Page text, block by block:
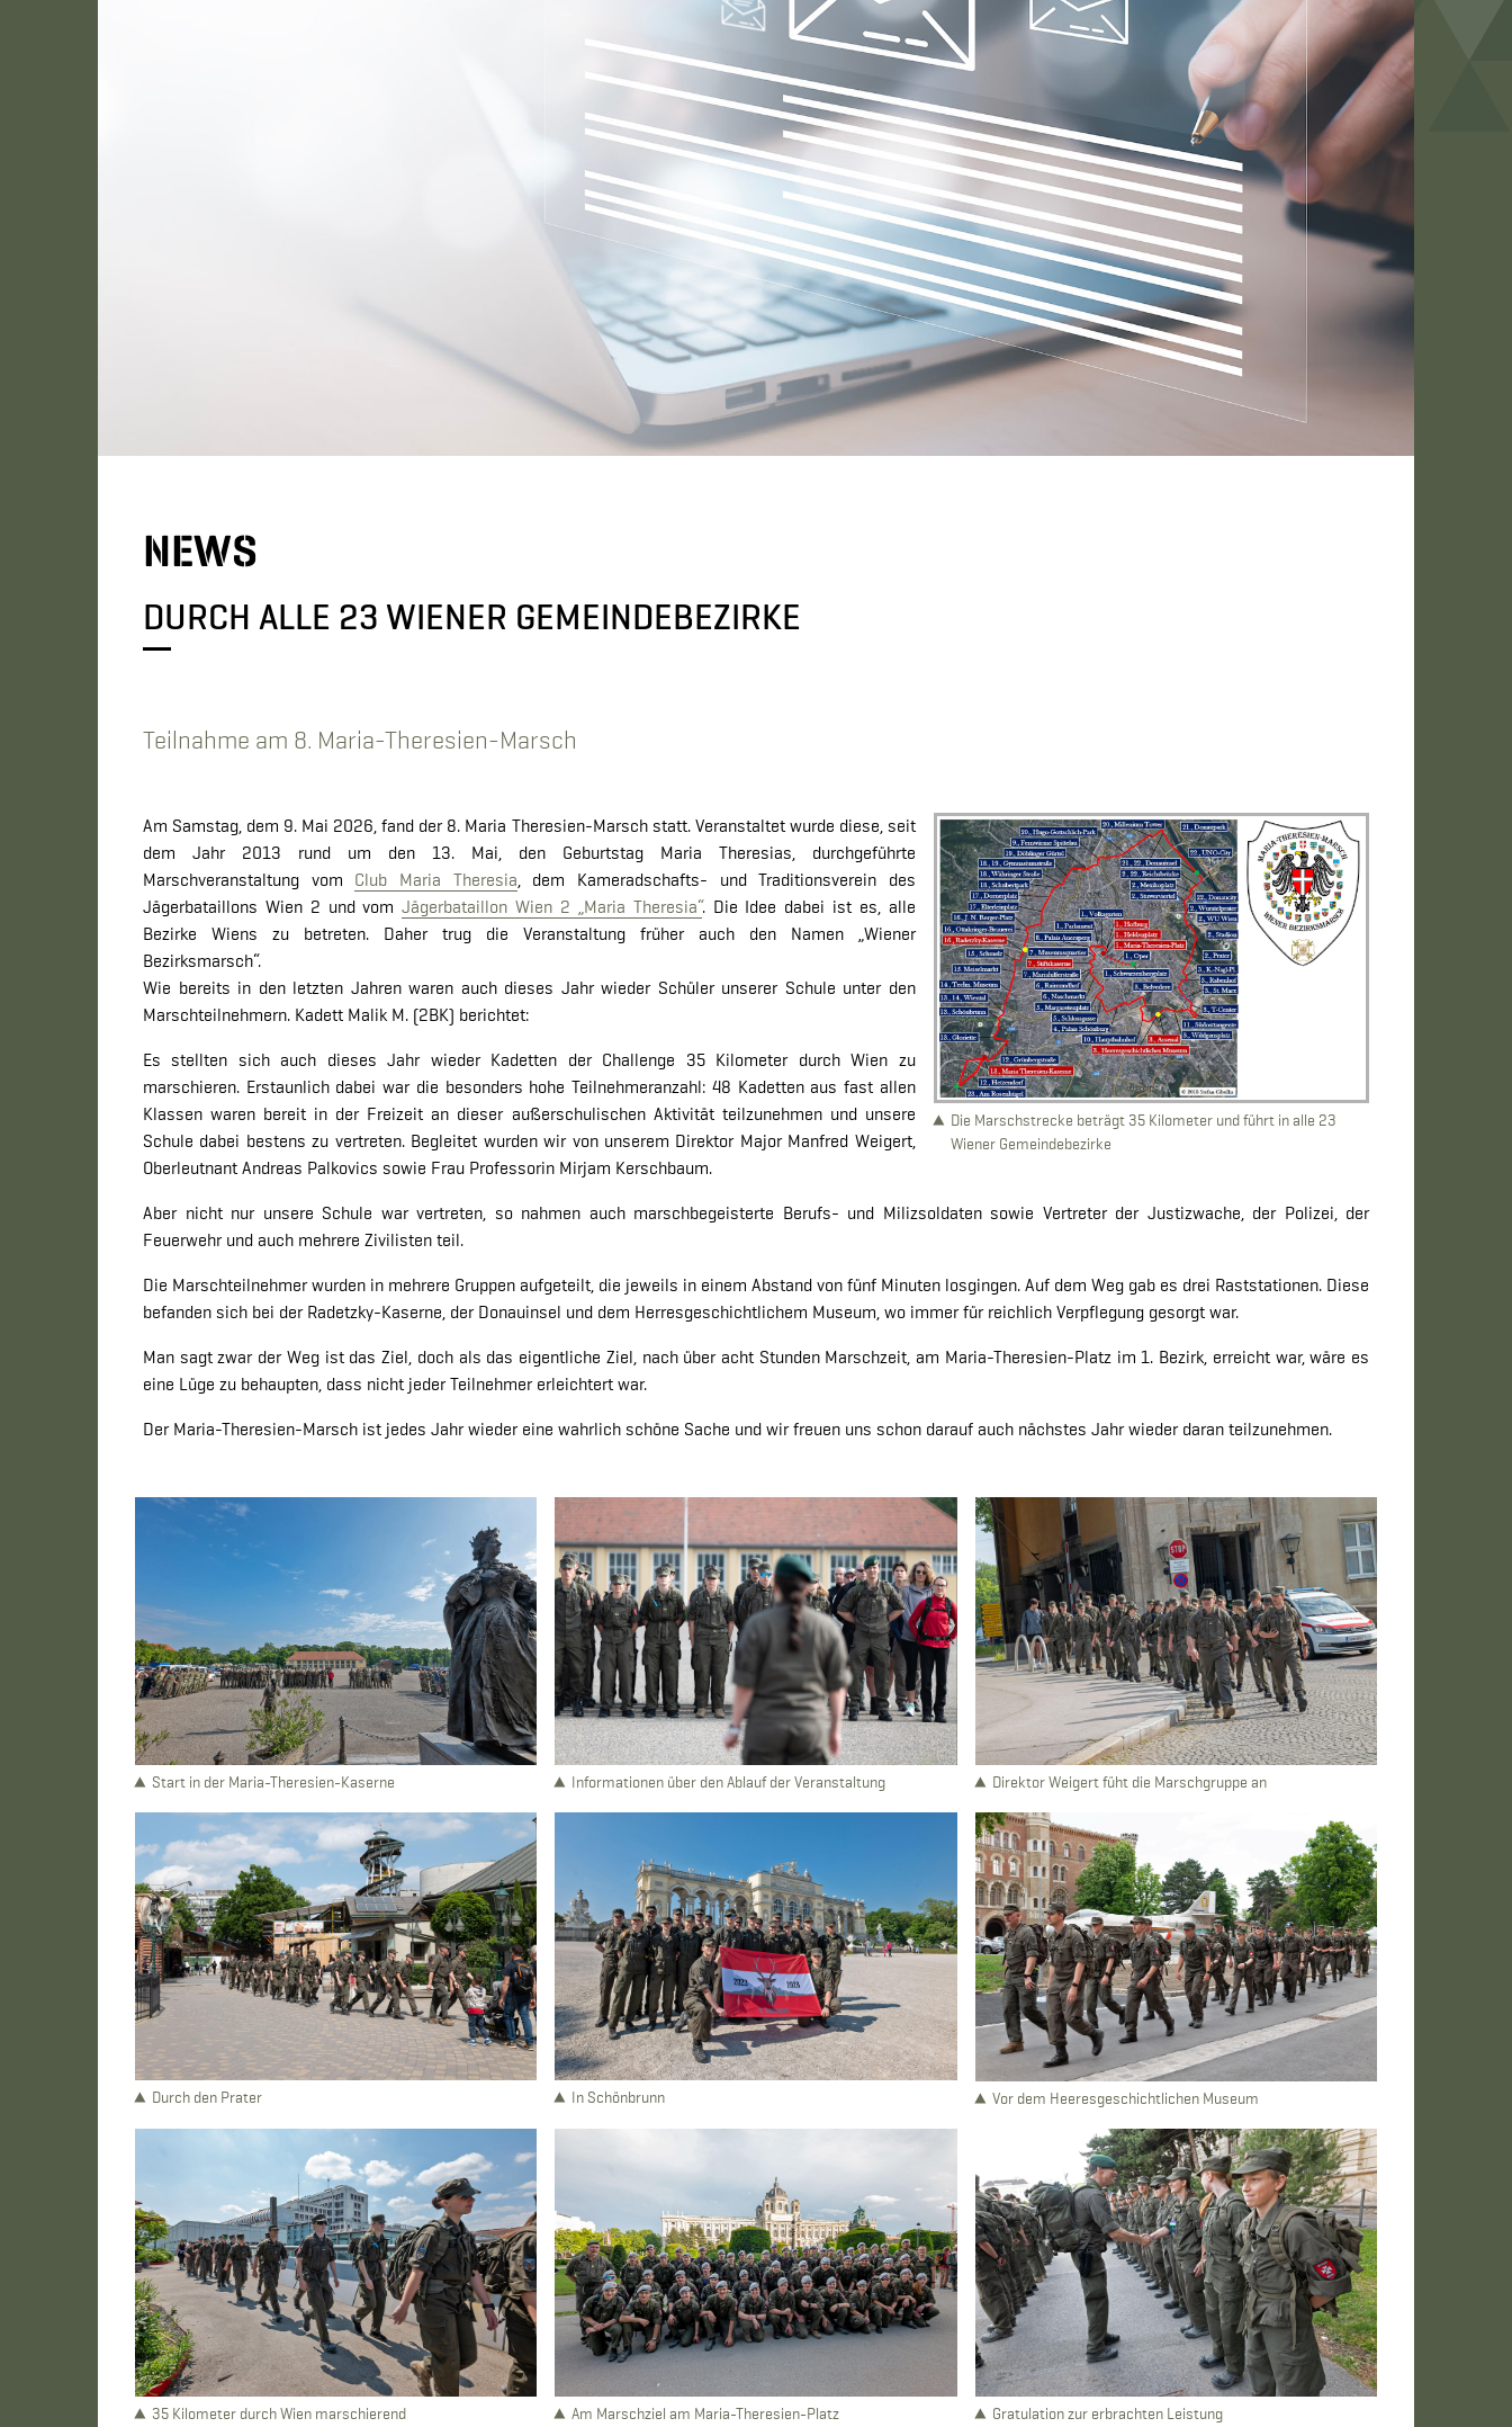
NEWS
DURCH ALLE 23 WIENER GEMEINDEBEZIRKE
Teilnahme am 8. Maria-Theresien-Marsch
Die Marschstrecke beträgt 35 Kilometer und führt in alle 23
Wiener Gemeindebezirke
Am Samstag, dem 9. Mai 2026, fand der 8. Maria Theresien-Marsch statt. Veranstaltet wurde diese, seit
dem Jahr 2013 rund um den 13. Mai, den Geburtstag Maria Theresias, durchgeführte
Marschveranstaltung vom Club Maria Theresia , dem Kameradschafts- und Traditionsverein des
Jägerbataillons Wien 2 und vomJägerbataillon Wien 2 „Maria Theresia“. Die Idee dabei ist es, alle
Bezirke Wiens zu betreten. Daher trug die Veranstaltung früher auch den Namen „Wiener
Bezirksmarsch“.
Wie bereits in den letzten Jahren waren auch dieses Jahr wieder Schüler unserer Schule unter den
Marschteilnehmern. Kadett Malik M. (2BK) berichtet:
Es stellten sich auch dieses Jahr wieder Kadetten der Challenge 35 Kilometer durch Wien zu
marschieren. Erstaunlich dabei war die besonders hohe Teilnehmeranzahl: 48 Kadetten aus fast allen
Klassen waren bereit in der Freizeit an dieser außerschulischen Aktivität teilzunehmen und unsere
Schule dabei bestens zu vertreten. Begleitet wurden wir von unserem Direktor Major Manfred Weigert,
Oberleutnant Andreas Palkovics sowie Frau Professorin Mirjam Kerschbaum.
Aber nicht nur unsere Schule war vertreten, so nahmen auch marschbegeisterte Berufs- und Milizsoldaten sowie Vertreter der Justizwache, der Polizei, der
Feuerwehr und auch mehrere Zivilisten teil.
Die Marschteilnehmer wurden in mehrere Gruppen aufgeteilt, die jeweils in einem Abstand von fünf Minuten losgingen. Auf dem Weg gab es drei Raststationen. Diese
befanden sich bei der Radetzky-Kaserne, der Donauinsel und dem Herresgeschichtlichem Museum, wo immer für reichlich Verpflegung gesorgt war.
Man sagt zwar der Weg ist das Ziel, doch als das eigentliche Ziel, nach über acht Stunden Marschzeit, am Maria-Theresien-Platz im 1. Bezirk, erreicht war, wäre es
eine Lüge zu behaupten, dass nicht jeder Teilnehmer erleichtert war.
Der Maria-Theresien-Marsch ist jedes Jahr wieder eine wahrlich schöne Sache und wir freuen uns schon darauf auch nächstes Jahr wieder daran teilzunehmen.
Start in der Maria-Theresien-Kaserne Informationen über den Ablauf der Veranstaltung Direktor Weigert füht die Marschgruppe an
Durch den Prater In Schönbrunn Vor dem Heeresgeschichtlichen Museum
35 Kilometer durch Wien marschierend Am Marschziel am Maria-Theresien-Platz Gratulation zur erbrachten Leistung